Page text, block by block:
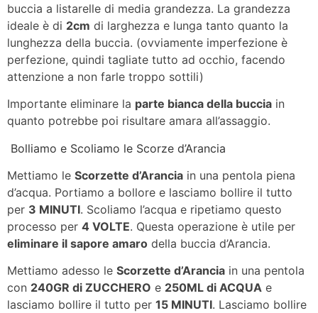
buccia a listarelle di media grandezza. La grandezza
ideale è di 2cm di larghezza e lunga tanto quanto la
lunghezza della buccia. (ovviamente imperfezione è
perfezione, quindi tagliate tutto ad occhio, facendo
attenzione a non farle troppo sottili)
Importante eliminare la parte bianca della buccia in
quanto potrebbe poi risultare amara all’assaggio.
Bolliamo e Scoliamo le Scorze d’Arancia
Mettiamo le Scorzette d’Arancia in una pentola piena
d’acqua. Portiamo a bollore e lasciamo bollire il tutto
per 3 MINUTI. Scoliamo l’acqua e ripetiamo questo
processo per 4 VOLTE. Questa operazione è utile per
eliminare il sapore amaro della buccia d’Arancia.
Mettiamo adesso le Scorzette d’Arancia in una pentola
con 240GR di ZUCCHERO e 250ML di ACQUA e
lasciamo bollire il tutto per 15 MINUTI. Lasciamo bollire